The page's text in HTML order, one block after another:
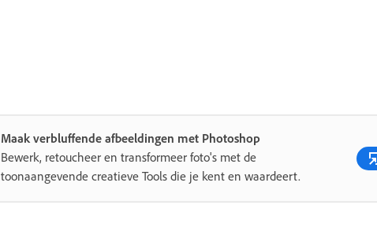
Maak verbluffende afbeeldingen met Photoshop
Bewerk, retoucheer en transformeer foto's met de
toonaangevende creatieve Tools die je kent en waardeert.